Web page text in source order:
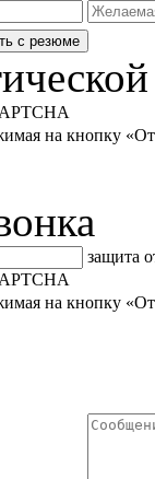
на кнопку
защита
на кнопку